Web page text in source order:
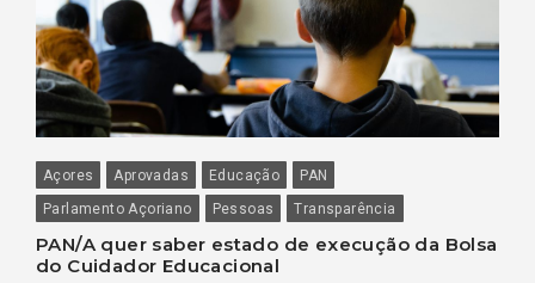
Açores Aprovadas Educação
PAN
Parlamento Açoriano
Pessoas Transparência
PAN/A quer saber estado de execução da Bolsa
do Cuidador Educacional